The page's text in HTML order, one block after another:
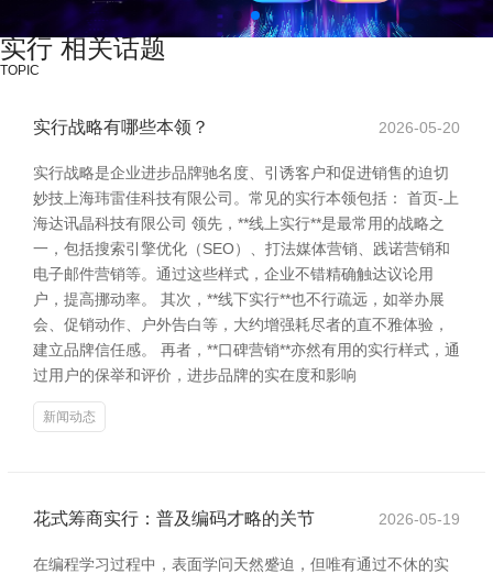
实行 相关话题
TOPIC
实行战略有哪些本领？ 2026-05-20
实行战略是企业进步品牌驰名度、引诱客户和促进销售的迫切
妙技上海玮雷佳科技有限公司。常见的实行本领包括： 首页-上
海达讯晶科技有限公司 领先，**线上实行**是最常用的战略之
一，包括搜索引擎优化（SEO）、打法媒体营销、践诺营销和
电子邮件营销等。通过这些样式，企业不错精确触达议论用
户，提高挪动率。 其次，**线下实行**也不行疏远，如举办展
会、促销动作、户外告白等，大约增强耗尽者的直不雅体验，
建立品牌信任感。 再者，**口碑营销**亦然有用的实行样式，通
过用户的保举和评价，进步品牌的实在度和影响
新闻动态
花式筹商实行：普及编码才略的关节 2026-05-19
在编程学习过程中，表面学问天然蹙迫，但唯有通过不休的实